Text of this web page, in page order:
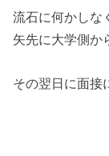
流石に何かしな
矢先に大学側か
その翌日に面接